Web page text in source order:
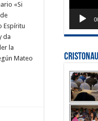
«Si
Espíritu
da
la
Mateo